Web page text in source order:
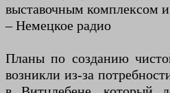
выставочным комплексом
– Немецкое радио
Планы по созданию
возникли из-за